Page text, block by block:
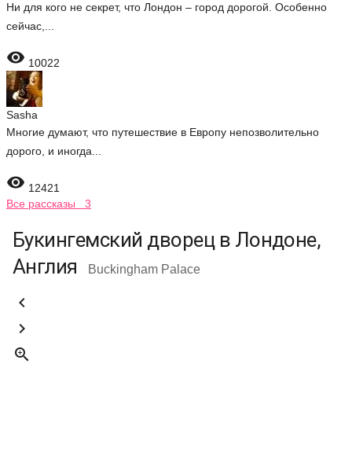
Ни для кого не секрет, что Лондон – город дорогой. Особенно
сейчас,...
 10022
Sasha
Многие думают, что путешествие в Европу непозволительно
дорого, и иногда...
 12421
Все рассказы 3
Букингемский дворец в Лондоне,
Англия
Buckingham Palace


